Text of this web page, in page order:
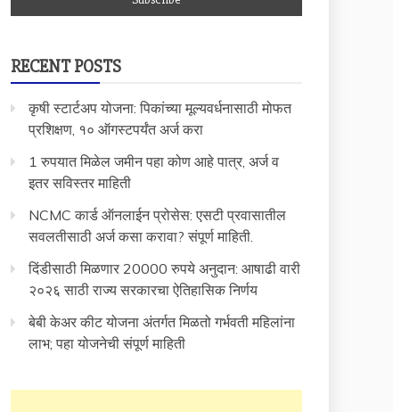
RECENT POSTS
कृषी स्टार्टअप योजना: पिकांच्या मूल्यवर्धनासाठी मोफत
प्रशिक्षण, १० ऑगस्टपर्यंत अर्ज करा
1 रुपयात मिळेल जमीन पहा कोण आहे पात्र, अर्ज व
इतर सविस्तर माहिती
NCMC कार्ड ऑनलाईन प्रोसेस: एसटी प्रवासातील
सवलतीसाठी अर्ज कसा करावा? संपूर्ण माहिती.
दिंडीसाठी मिळणार 20000 रुपये अनुदान: आषाढी वारी
२०२६ साठी राज्य सरकारचा ऐतिहासिक निर्णय
बेबी केअर कीट योजना अंतर्गत मिळतो गर्भवती महिलांना
लाभ; पहा योजनेची संपूर्ण माहिती